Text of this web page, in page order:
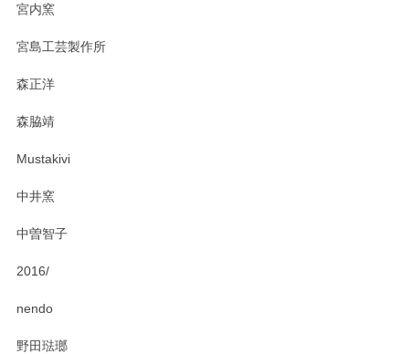
おかけしました。 ありがとうございます。
宮内窯
宮島工芸製作所
森正洋
森脇靖
Mustakivi
中井窯
中曽智子
2016/
nendo
野田琺瑯